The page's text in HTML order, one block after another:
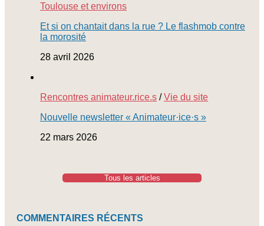
Toulouse et environs
Et si on chantait dans la rue ? Le flashmob contre
la morosité
28 avril 2026
Rencontres animateur.rice.s /Vie du site
Nouvelle newsletter « Animateur·ice·s »
22 mars 2026
Tous les articles
COMMENTAIRES RÉCENTS